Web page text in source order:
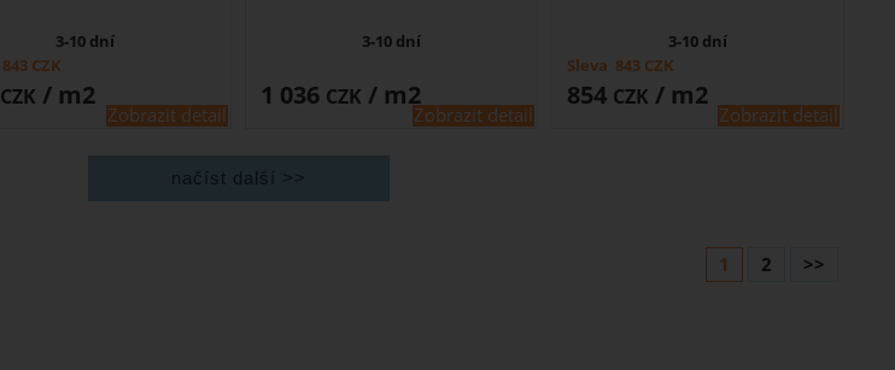
3-10 dní
Zobrazit detail
CZK / m2
843 CZK
3-10 dní
Zobrazit detail
1 036 CZK / m2
3-10 dní
Zobrazit detail
854 CZK / m2
Sleva 843 CZK
1 2 >>